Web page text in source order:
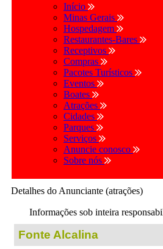
Início
Minas Gerais
Hospedagem
Restaurantes-Bares
Receptivos
Compras
Pacotes Turísticos
Eventos
Boates
Atrações
Cidades
Parques
Serviços
Anuncie conosco
Sobre nós
Detalhes do Anunciante (atrações)
Informações sob inteira
Fonte Alcalina